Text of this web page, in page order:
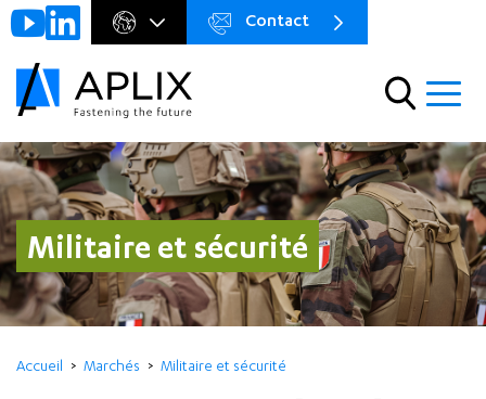
Go to
main
Menu
Menu
preheader
Contact
militaire et sécurité
Accueil Marchés Militaire et sécurité